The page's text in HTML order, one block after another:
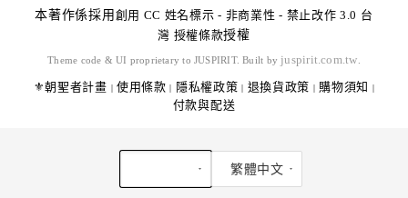
本著作係採用 創用 CC 姓名標示 - 非商業性 - 禁止改作 3.0 台
灣 授權條款授權
Theme code & UI proprietary to JUSPIRIT. Built by juspirit.com.tw
⚜️朝聖者計畫 | 使用條款 | 隱私權政策 | 退換貨政策 | 購物須知 |
付款與配送